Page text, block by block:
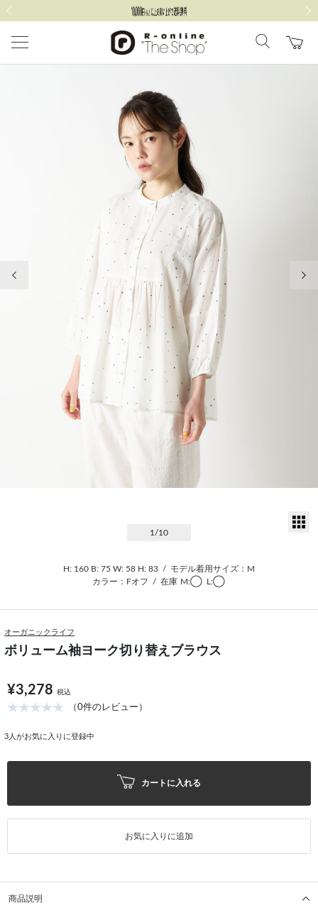
1 /10
H: 160 B: 75 W: 58 H: 83 / モデル着用サイズ：M
カラー：Fオフ
/ 在庫 M:◯ L:◯
オーガニックライフ
ボリューム袖ヨーク切り替えブラウス
¥3,278 税込
（0件のレビュー）
3 人がお気に入りに登録中
カートに入れる
お気に入りに追加
商品説明